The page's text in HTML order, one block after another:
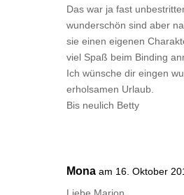
Das war ja fast
wunderschön sind aber
sie einen eigenen
viel Spaß beim Binding
Ich wünsche dir eingen
erholsamen Urlaub.
Bis neulich Betty
Mona am 16. Oktober